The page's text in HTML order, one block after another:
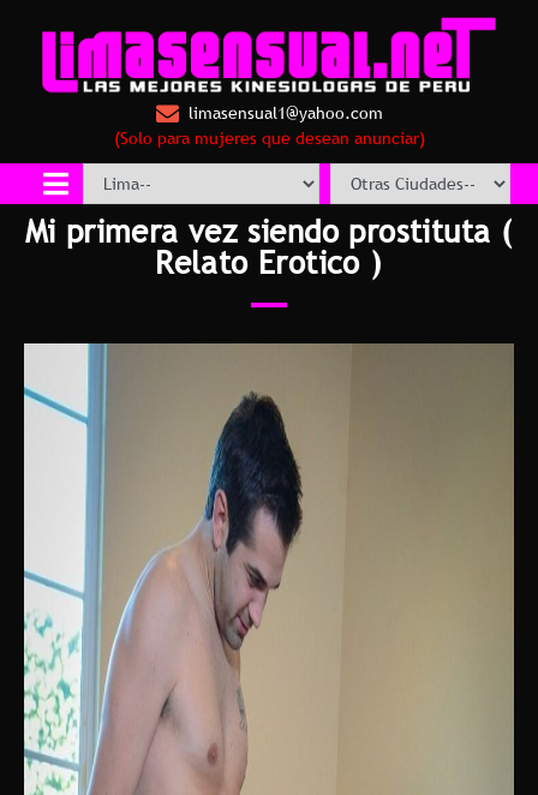
limasensual1@yahoo.com
(Solo para mujeres que desean anunciar)
Mi primera vez siendo prostituta (
Relato Erotico )